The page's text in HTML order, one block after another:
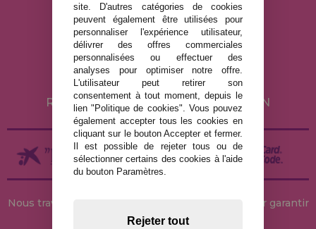
MENTIONS LÉGALES
POLITIQUE DE CONFIDENTIALITÉ
POLITIQUE DE COOKIES
LIVRAISON ET RETOUR
RETOURS / DROIT DE RÉTRACTATION
Nous travaillons avec des stocks permanents pour garantir
des livraisons rapides
site. D'autres catégories de cookies
peuvent également être utilisées pour
personnaliser l'expérience utilisateur,
délivrer des offres commerciales
personnalisées ou effectuer des
analyses pour optimiser notre offre.
L'utilisateur peut retirer son
consentement à tout moment, depuis le
lien "Politique de cookies". Vous pouvez
également accepter tous les cookies en
cliquant sur le bouton Accepter et fermer.
Il est possible de rejeter tous ou de
sélectionner certains des cookies à l'aide
du bouton Paramètres.
Rejeter tout